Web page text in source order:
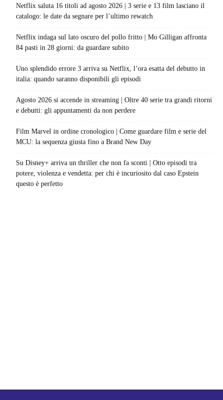
Netflix saluta 16 titoli ad agosto 2026 | 3 serie e 13 film lasciano il
catalogo: le date da segnare per l’ultimo rewatch
Netflix indaga sul lato oscuro del pollo fritto | Mo Gilligan affronta
84 pasti in 28 giorni: da guardare subito
Uno splendido errore 3 arriva su Netflix, l’ora esatta del debutto in
italia: quando saranno disponibili gli episodi
Agosto 2026 si accende in streaming | Oltre 40 serie tra grandi ritorni
e debutti: gli appuntamenti da non perdere
Film Marvel in ordine cronologico | Come guardare film e serie del
MCU: la sequenza giusta fino a Brand New Day
Su Disney+ arriva un thriller che non fa sconti | Otto episodi tra
potere, violenza e vendetta: per chi è incuriosito dal caso Epstein
questo è perfetto